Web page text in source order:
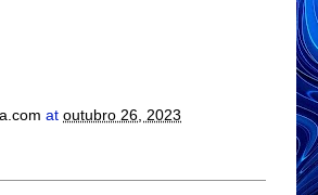
at outubro 26, 2023